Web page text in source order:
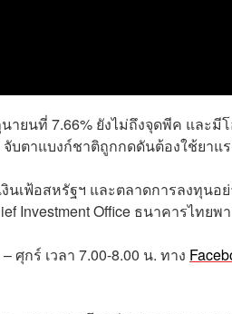
ายนที่ 7.66% ยังไม่ถึงจุดพีค และมี
ตาแบงก์ชาติถูกกดดันต้องใช้ยาแร
นเฟ้อสหรัฐฯ และตลาดการลงทุนอ
Investment Office ธนาคารไทยพ
–ศุกร์ เวลา 7.00-8.00 น. ทาง